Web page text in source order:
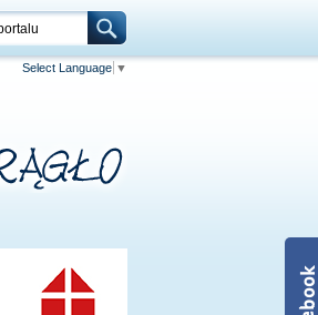
Select Language ▼